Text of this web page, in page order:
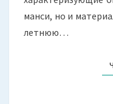
манси, но и
летнюю…